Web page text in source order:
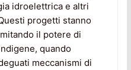
idroelettrica e altri
progetti stanno
il potere di
quando
meccanismi di